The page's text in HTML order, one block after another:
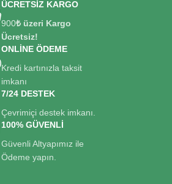
ÜCRETSİZ KARGO
900₺ üzeri Kargo
Ücretsiz!
ONLİNE ÖDEME
Kredi kartınızla taksit
imkanı
7/24 DESTEK
Çevrimiçi destek imkanı.
100% GÜVENLİ
Güvenli Altyapımız ile
Ödeme yapın.